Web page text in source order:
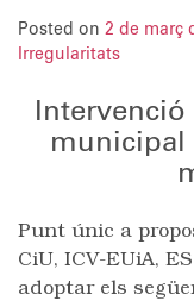
Posted on 2 de març
Irregularitats
municipal
Punt únic a
CiU, ICV-EUiA,
adoptar els